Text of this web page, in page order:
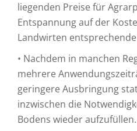
liegenden Preise für
Entspannung auf der
Landwirten
• Nachdem in manchen
mehrere
geringere Ausbringung
inzwischen die
Bodens wieder aufzufüllen.